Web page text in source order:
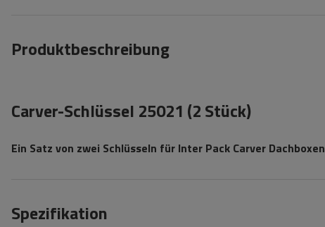
Produktbeschreibung
Carver-Schlüssel 25021 (2 Stück)
Ein Satz von zwei Schlüsseln für Inter Pack Carver Dachboxen
Spezifikation